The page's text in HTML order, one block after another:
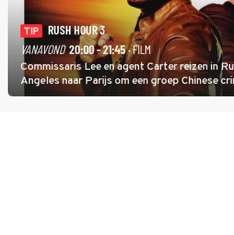
TIP
RUSH HOUR 3
VANAVOND 20:00 - 21:45· FILM
Commissaris Lee en agent Carter reizen in
Angeles naar Parijs om een groep Chinese
hand aan te pakken.